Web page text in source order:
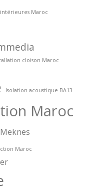
intérieures Maroc
cloison Maroc
Isolation acoustique BA13
Maroc
Maroc